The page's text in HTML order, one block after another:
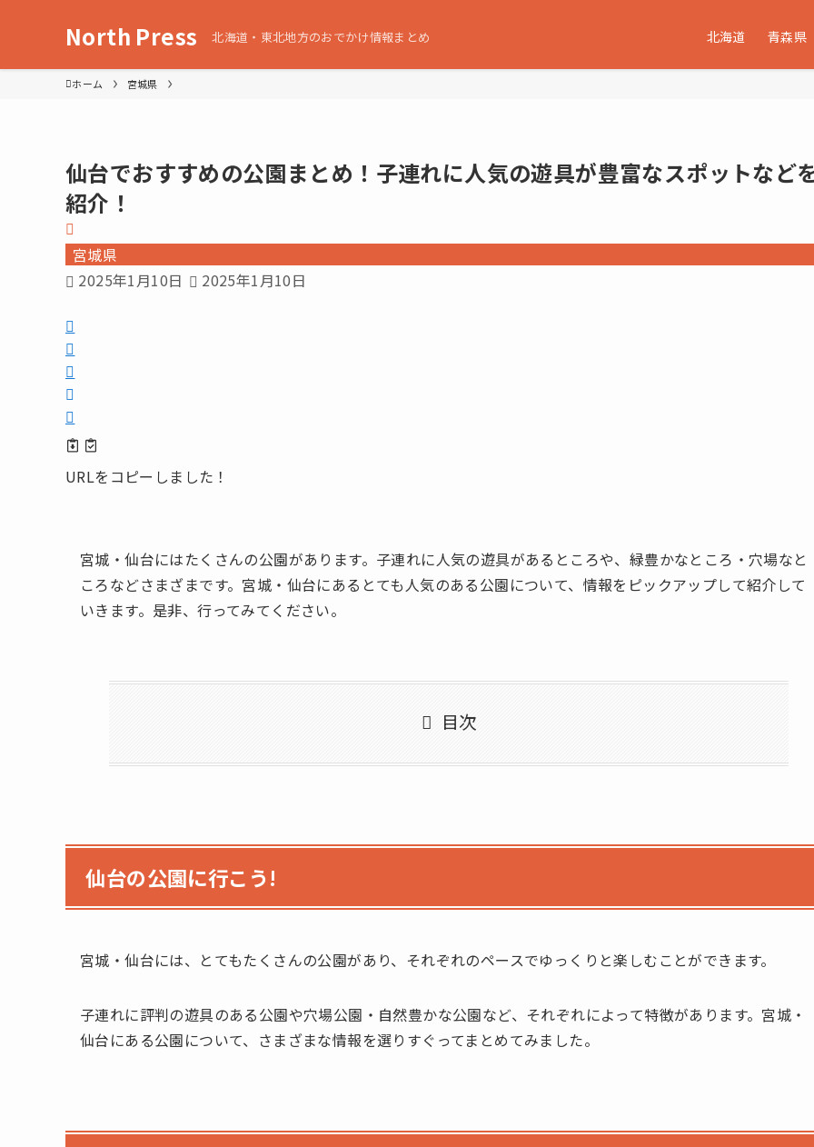
North Press 北海道・東北地方のおでかけ情報まとめ 北海道 青森県
ホーム 宮城県
仙台でおすすめの公園まとめ！子連れに人気の遊具が豊富なスポットなど
紹介！
宮城県
2025年1月10日
2025年1月10日
URLをコピーしました！
宮城・仙台にはたくさんの公園があります。子連れに人気の遊具があるところや、緑豊かなところ・穴場なと
ころなどさまざまです。宮城・仙台にあるとても人気のある公園について、情報をピックアップして紹介して
いきます。是非、行ってみてください。
目次
仙台の公園に行こう!
宮城・仙台には、とてもたくさんの公園があり、それぞれのペースでゆっくりと楽しむことができます。
子連れに評判の遊具のある公園や穴場公園・自然豊かな公園など、それぞれによって特徴があります。宮城・
仙台にある公園について、さまざまな情報を選りすぐってまとめてみました。